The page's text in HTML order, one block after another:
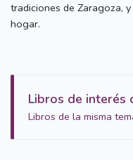
tradiciones de Zaragoza,
hogar.
Libros de interés
Libros de la misma